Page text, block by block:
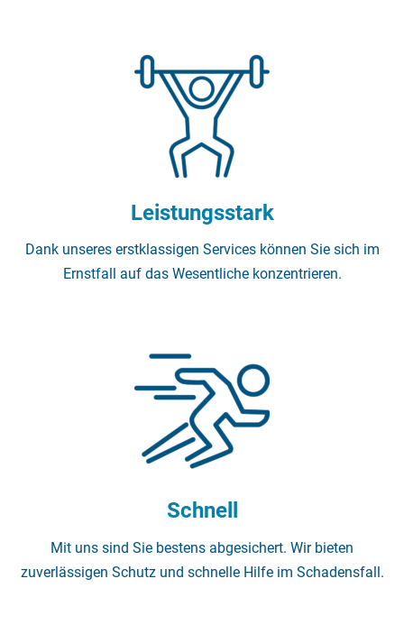
Leistungsstark
Dank unseres erstklassigen Services können Sie sich im
Ernstfall auf das Wesentliche konzentrieren.
Schnell
Mit uns sind Sie bestens abgesichert. Wir bieten
zuverlässigen Schutz und schnelle Hilfe im Schadensfall.